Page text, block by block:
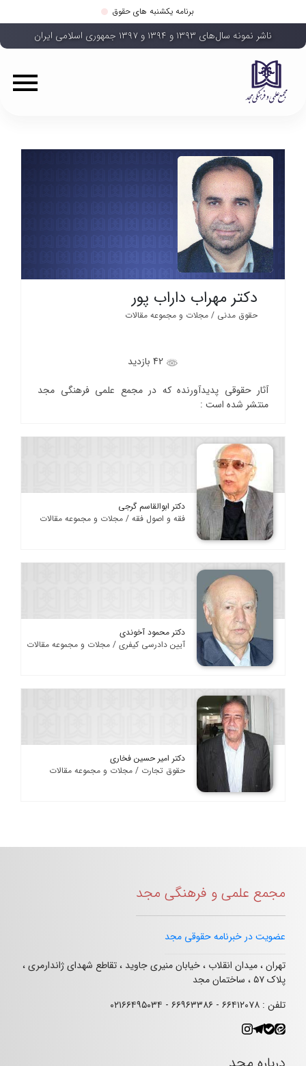
برنامه یکشنبه های حقوق
ناشر نمونه سال‌های ۱۳۹۳ و ۱۳۹۴ و ۱۳۹۷ جمهوری اسلامی ایران
دکتر مهراب داراب پور
حقوق مدنی / مجلات و مجموعه مقالات
آثار حقوقی پدیدآورنده که در مجمع علمی فرهنگی مجد
منتشر شده است :
دکتر ابوالقاسم گرجی
فقه و اصول فقه / مجلات و مجموعه مقالات
دکتر محمود آخوندی
آیین دادرسی کیفری / مجلات و مجموعه مقالات
دکتر امیر حسین فخاری
حقوق تجارت / مجلات و مجموعه مقالات
مجمع علمی و فرهنگی مجد
عضویت در خبرنامه حقوقی مجد
تهران ، میدان انقلاب ، خیابان منیری جاوید ، تقاطع شهدای ژاندارمری ،
پلاک ۵۷ ، ساختمان مجد
تلفن : ۶۶۴۱۲۰۷۸ - ۶۶۹۶۳۳۸۶ - ۰۲۱۶۶۴۹۵۰۳۴